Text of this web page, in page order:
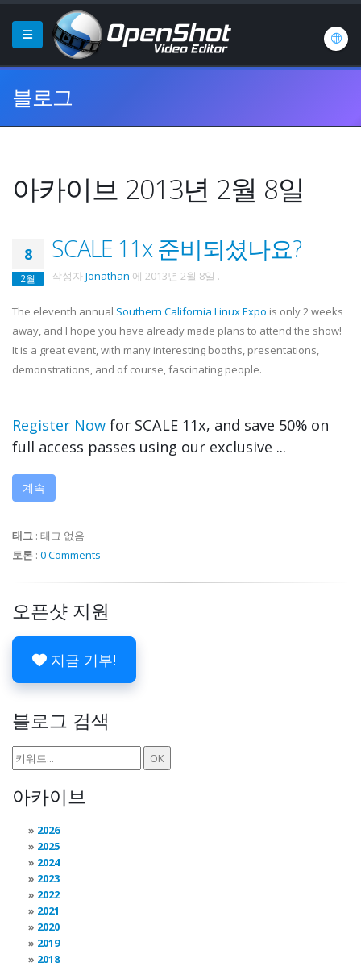
블로그
아카이브 2013년 2월 8일
8
2월
SCALE 11x 준비되셨나요?
작성자Jonathan 에 2013년 2월 8일 .
The eleventh annual Southern California Linux Expo is only 2 weeks
away, and I hope you have already made plans to attend the show!
It is a great event, with many interesting booths, presentations,
demonstrations, and of course, fascinating people.
Register Now for SCALE 11x, and save 50% on
full access passes using our exclusive ...
계속
태그 : 태그 없음
토론 : 0 Comments
오픈샷 지원
지금 기부!
블로그 검색
아카이브
2026
2025
2024
2023
2022
2021
2020
2019
2018